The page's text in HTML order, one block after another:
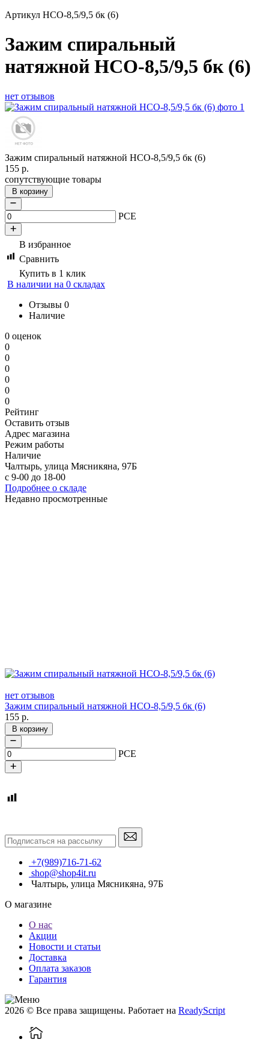
Артикул НСО-8,5/9,5 бк (6)
Зажим спиральный
натяжной НСО-8,5/9,5 бк (6)
нет отзывов
Зажим спиральный натяжной НСО-8,5/9,5 бк (6)
155 р.
сопутствующие товары
В корзину
PCE
В избранное
Сравнить
Купить в 1 клик
В наличии на 0 складах
Отзывы 0
Наличие
0 оценок
0
0
0
0
0
0
Рейтинг
Оставить отзыв
Адрес магазина
Режим работы
Наличие
Чалтырь, улица Мясникяна, 97Б
с 9-00 до 18-00
Подробнее о складе
Недавно просмотренные
нет отзывов
Зажим спиральный натяжной НСО-8,5/9,5 бк (6)
155 р.
В корзину
PCE
+7(989)716-71-62
shop@shop4it.ru
Чалтырь, улица Мясникяна, 97Б
О магазине
О нас
Акции
Новости и статьи
Доставка
Оплата заказов
Гарантия
2026 © Все права защищены. Работает на ReadyScript